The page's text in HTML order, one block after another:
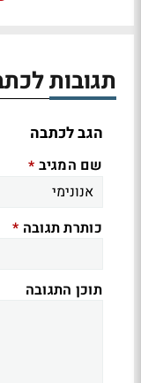
תגובות
הגב לכתבה
שם המגיב *
כותרת תגובה *
תוכן התגובה